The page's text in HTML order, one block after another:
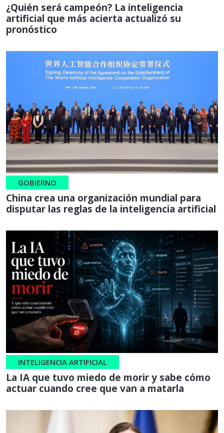
¿Quién será campeón? La inteligencia
artificial que más acierta actualizó su
pronóstico
GOBIERNO
China crea una organización mundial para
disputar las reglas de la inteligencia artificial
INTELIGENCIA ARTIFICIAL
La IA que tuvo miedo de morir y sabe cómo
actuar cuando cree que van a matarla